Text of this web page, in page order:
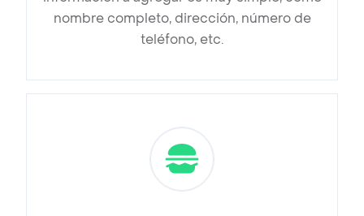
nombre completo, dirección, número de
teléfono, etc.